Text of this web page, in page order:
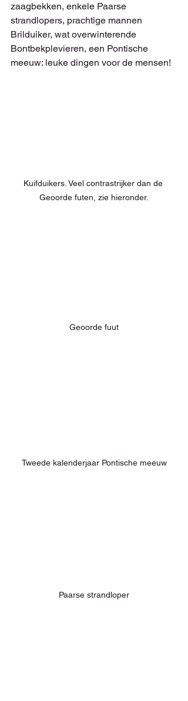
zaagbekken, enkele Paarse
strandlopers, prachtige mannen
Brilduiker, wat overwinterende
Bontbekplevieren, een Pontische
meeuw: leuke dingen voor de mensen!
Kuifduikers. Veel contrastrijker dan de
Geoorde futen, zie hieronder.
Geoorde fuut
Tweede kalenderjaar Pontische meeuw
Paarse strandloper